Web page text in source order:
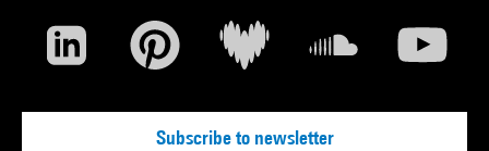
Subscribe to newsletter